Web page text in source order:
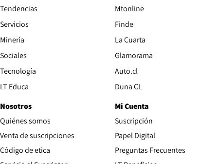
Tendencias
Servicios
Minería
Sociales
Tecnología
LT Educa
Mtonline
Finde
La Cuarta
Glamorama
Auto.cl
Duna CL
Nosotros
Quiénes somos
Venta de suscripciones
Código de etica Opens in new window
Mi Cuenta
Suscripción
Papel Digital
Preguntas Frecuentes